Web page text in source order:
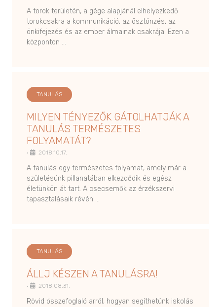
A torok területén, a gége alapjánál elhelyezkedő
torokcsakra a kommunikáció, az ösztönzés, az
önkifejezés és az ember álmainak csakrája. Ezen a
központon …
TANULÁS
MILYEN TÉNYEZŐK GÁTOLHATJÁK A
TANULÁS TERMÉSZETES
FOLYAMATÁT?
• 2018.10.17.
A tanulás egy természetes folyamat, amely már a
születésünk pillanatában elkezdődik és egész
életünkön át tart. A csecsemők az érzékszervi
tapasztalásaik révén …
TANULÁS
ÁLLJ KÉSZEN A TANULÁSRA!
• 2018.08.31.
Rövid összefoglaló arról, hogyan segíthetünk iskolás